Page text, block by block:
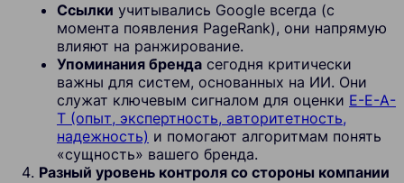
Ссылки учитывались Google всегда (с
момента появления PageRank), они напрямую
влияют на ранжирование.
Упоминания бренда сегодня критически
важны для систем, основанных на ИИ. Они
служат ключевым сигналом для оценки E-E-A-
T (опыт, экспертность, авторитетность,
надежность) и помогают алгоритмам понять
«сущность» вашего бренда.
Разный уровень контроля со стороны компании